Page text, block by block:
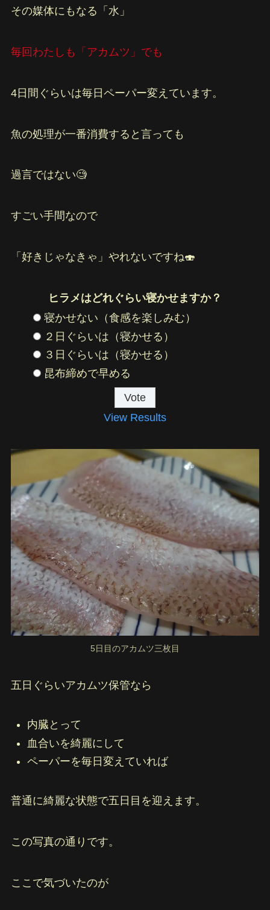
その媒体にもなる「水」
毎回わたしも「アカムツ」でも
4日間ぐらいは毎日ペーパー変えています。
魚の処理が一番消費すると言っても
過言ではない🧐
すごい手間なので
「好きじゃなきゃ」やれないですね🍣
ヒラメはどれぐらい寝かせますか？
寝かせない（食感を楽しみむ）
２日ぐらいは（寝かせる）
３日ぐらいは（寝かせる）
昆布締めで早める
View Results
5日目のアカムツ三枚目
五日ぐらいアカムツ保管なら
内臓とって
血合いを綺麗にして
ペーパーを毎日変えていれば
普通に綺麗な状態で五日目を迎えます。
この写真の通りです。
ここで気づいたのが